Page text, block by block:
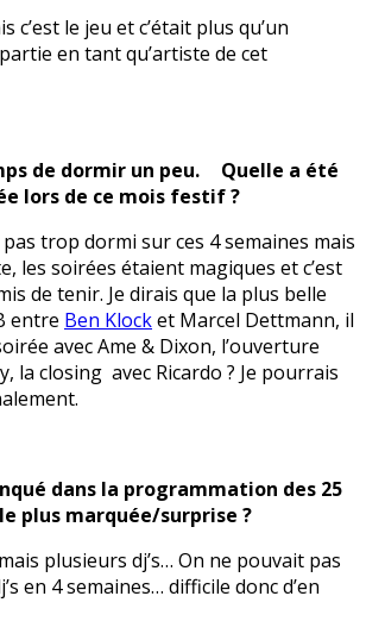
c’est le jeu et c’était plus qu’un
en tant qu’artiste de cet
de dormir un peu. Quelle a été
lors de ce mois festif ?
pas trop dormi sur ces 4 semaines mais
les soirées étaient magiques et c’est
de tenir. Je dirais que la plus belle
entre Ben Klocket Marcel Dettmann, il
avec Ame & Dixon, l’ouverture
la closing avec Ricardo ? Je pourrais
dans la programmation des 25
plus marquée/surprise ?
plusieurs dj’s… On ne pouvait pas
en 4 semaines… difficile donc d’en